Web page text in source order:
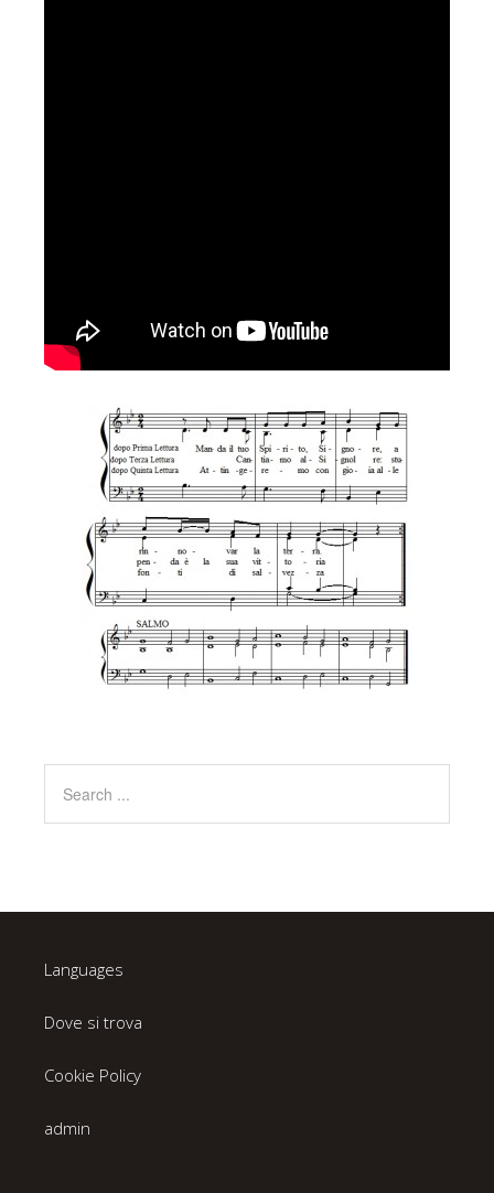
Languages
Dove si trova
Cookie Policy
admin